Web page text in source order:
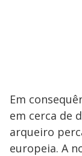
Em
em cerca de
arqueiro
europeia. A